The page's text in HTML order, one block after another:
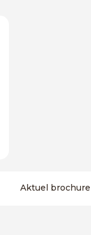
Aktuel brochure